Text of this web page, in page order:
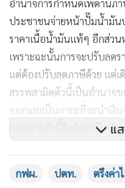
อำนาจการกำหนดเพดานภ
ประชาชนจ่ายหน้าปั๊มน้ำมัน
ราคาเนื้อน้ำมันแท้ๆ อีกส่วน
เพราะฉะนั้นการจะปรับลดร
แต่ต้องปรับลดภาษีด้วย แต่
สรรพสามิตตัวนี้เป็นอำนาจ
ออกเลยเป็นภาระที่จะนำเงิ
กฎหมายตัวนี้จึงต้องปรับปรุ
และพยายามตรึงราคาน้ำมั
แ
กฟผ. ปตท. ตรึงค่า